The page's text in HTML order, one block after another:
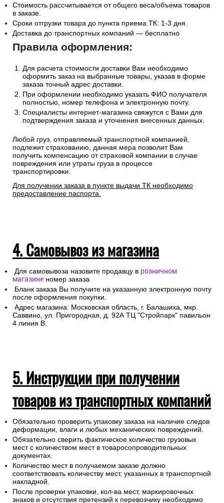
Стоимость рассчитывается от общего веса/объема товаров
в заказе.
Сроки отгрузки товара до пункта приема ТК: 1-3 дня.
Доставка до транспортных компаний — бесплатно
Правила оформления:
Для расчета стоимости доставки Вам необходимо
оформить заказ на выбранные товары, указав в форме
заказа точный адрес доставки.
При оформлении необходимо указать ФИО получателя
полностью, номер телефона и электронную почту.
Специалисты интернет-магазина свяжутся с Вами для
подтверждения заказа и уточнения внесенных данных.
Любой груз, отправляемый транспортной компанией,
подлежит страхованию, данная мера позволит Вам
получить компенсацию от страховой компании в случае
повреждения или утраты груза в процессе
транспортировки.
Для получении заказа в пункте выдачи ТК необходимо
предоставление паспорта.
4. Самовывоз из магазина
Для самовывоза назовите продавцу в розничном
магазине номер заказа
Бланк заказа Вы получите на указанную электронную почту
после оформления покупки.
Адрес магазина: Московская область, г. Балашиха, мкр.
Саввино, ул. Пригородная, д. 92А ТЦ "Стройпарк" павильон
4 линия В.
5. Инструкции при получении
товаров из транспортных компаний
Обязательно проверить упаковку заказа на наличие следов
деформации, влаги и любых механических повреждений.
Обязательно сверить фактическое количество грузовых
мест с количеством мест в товаросопроводительных
документах.
Количество мест в получаемом заказе должно
соответствовать количеству мест, указанных в транспортной
накладной.
После проверки упаковки, кол-ва мест, маркировочных
знаков и отсутствия претензий к перевозчику необходимо